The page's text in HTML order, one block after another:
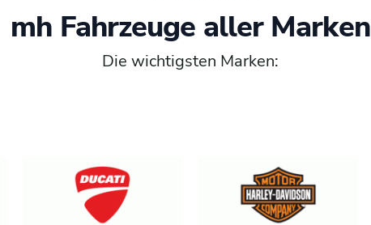
mh Fahrzeuge aller Marken
Die wichtigsten Marken: